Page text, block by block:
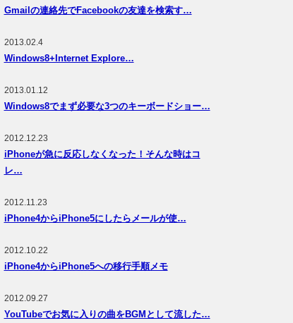
Gmailの連絡先でFacebookの友達を検索す…
2013.02.4
Windows8+Internet Explore…
2013.01.12
Windows8でまず必要な3つのキーボードショー…
2012.12.23
iPhoneが急に反応しなくなった！そんな時はコ
レ…
2012.11.23
iPhone4からiPhone5にしたらメールが使…
2012.10.22
iPhone4からiPhone5への移行手順メモ
2012.09.27
YouTubeでお気に入りの曲をBGMとして流した…